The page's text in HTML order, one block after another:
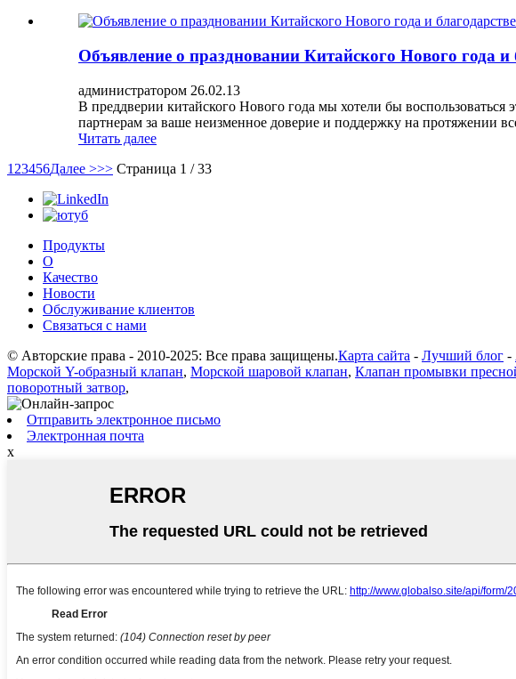
Объявление о праздновании Китайского Нового года и
администратором 26.02.13
В преддверии китайского Нового года мы хотели бы
партнерам за ваше неизменное доверие и поддержку на протяжении
Читать далее
1 23456Далее >>> Страница 1 / 33
Продукты
О
Качество
Новости
Обслуживание клиентов
Связаться с нами
© Авторские права - 2010-2025: Все права защищены.Карта сайта - Лучший блог -
Морской Y-образный клапан, Морской шаровой клапан, Клапан промывки
поворотный затвор,
Отправить электронное письмо
Электронная почта
x